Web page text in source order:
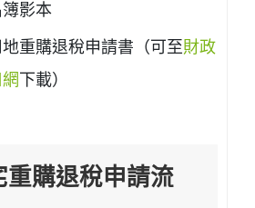
影本
地重購退稅申請書（可至財政
下載）
重購退稅申請流